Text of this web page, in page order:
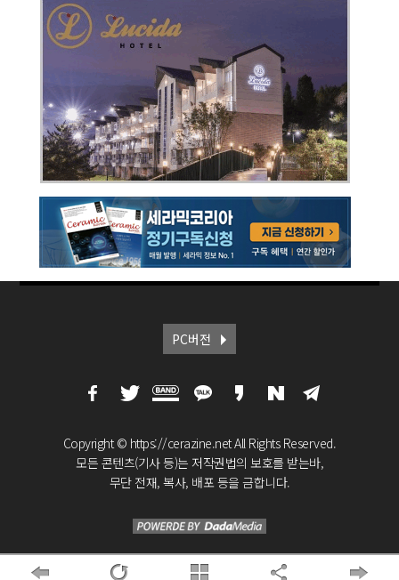
PC버전
Copyright © https://cerazine.net All Rights Reserved.
모든 콘텐츠(기사 등)는 저작권법의 보호를 받는바,
무단 전재, 복사, 배포 등을 금합니다.